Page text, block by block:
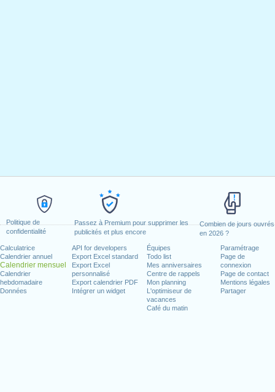
Politique de
confidentialité
Passez à Premium pour supprimer les
publicités et plus encore
Combien de jours ouvrés
en 2026 ?
Calculatrice
Calendrier annuel
Calendrier mensuel
Calendrier
hebdomadaire
Données
API for developers
Export Excel standard
Export Excel
personnalisé
Export calendrier PDF
Intégrer un widget
Équipes
Todo list
Mes anniversaires
Centre de rappels
Mon planning
L'optimiseur de
vacances
Café du matin
Paramétrage
Page de
connexion
Page de contact
Mentions légales
Partager